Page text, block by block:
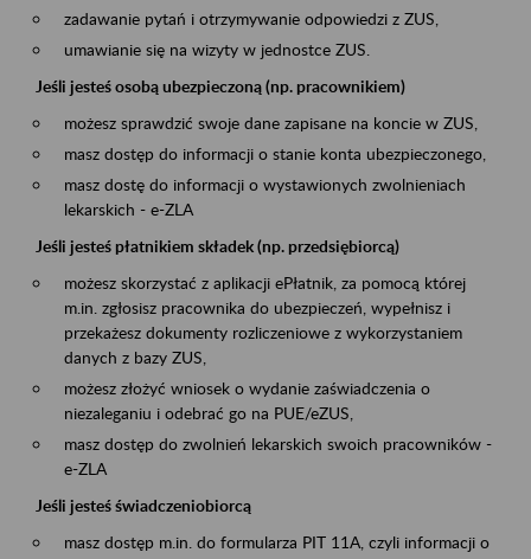
zadawanie pytań i otrzymywanie odpowiedzi z ZUS,
umawianie się na wizyty w jednostce ZUS.
Jeśli jesteś osobą ubezpieczoną (np. pracownikiem)
możesz sprawdzić swoje dane zapisane na koncie w ZUS,
masz dostęp do informacji o stanie konta ubezpieczonego,
masz dostę do informacji o wystawionych zwolnieniach
lekarskich - e-ZLA
Jeśli jesteś płatnikiem składek (np. przedsiębiorcą)
możesz skorzystać z aplikacji ePłatnik, za pomocą której
m.in. zgłosisz pracownika do ubezpieczeń, wypełnisz i
przekażesz dokumenty rozliczeniowe z wykorzystaniem
danych z bazy ZUS,
możesz złożyć wniosek o wydanie zaświadczenia o
niezaleganiu i odebrać go na PUE/eZUS,
masz dostęp do zwolnień lekarskich swoich pracowników -
e-ZLA
Jeśli jesteś świadczeniobiorcą
masz dostęp m.in. do formularza PIT 11A, czyli informacji o